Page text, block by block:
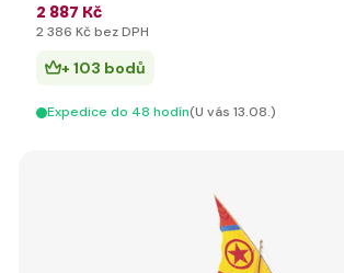
2 887 Kč
2 386 Kč bez DPH
+ 103 bodů
Expedice do 48 hodín(U vás 13.08.)